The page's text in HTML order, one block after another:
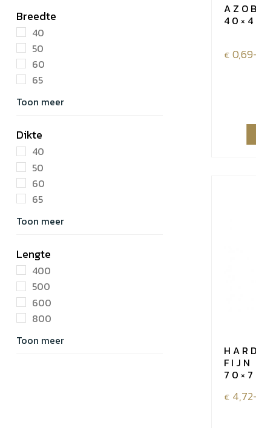
Breedte
40
50
60
65
Toon meer
Dikte
40
50
60
65
Toon meer
Lengte
400
500
600
800
Toon meer
€ 0,69
FIJN
€ 4,72